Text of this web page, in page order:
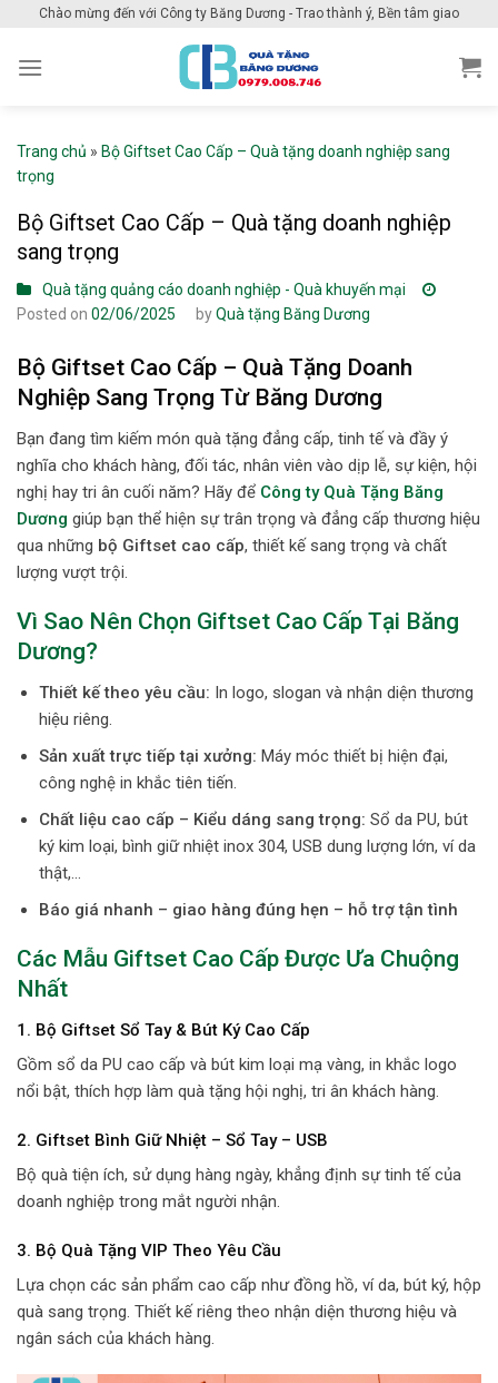
content
Chào mừng đến với Công ty Băng Dương - Trao thành ý, Bền tâm giao
Trang chủ » Bộ Giftset Cao Cấp – Quà tặng doanh nghiệp sang
trọng
Bộ Giftset Cao Cấp – Quà tặng doanh nghiệp
sang trọng
Quà tặng quảng cáo doanh nghiệp - Quà khuyến mại
Posted on 02/06/2025 byQuà tặng Băng Dương
Bộ Giftset Cao Cấp – Quà Tặng Doanh
Nghiệp Sang Trọng Từ Băng Dương
Bạn đang tìm kiếm món quà tặng đẳng cấp, tinh tế và đầy ý
nghĩa cho khách hàng, đối tác, nhân viên vào dịp lễ, sự kiện, hội
nghị hay tri ân cuối năm? Hãy để Công ty Quà Tặng Băng
Dương giúp bạn thể hiện sự trân trọng và đẳng cấp thương hiệu
qua những bộ Giftset cao cấp, thiết kế sang trọng và chất
lượng vượt trội.
Vì Sao Nên Chọn Giftset Cao Cấp Tại Băng
Dương?
Thiết kế theo yêu cầu: In logo, slogan và nhận diện thương
hiệu riêng.
Sản xuất trực tiếp tại xưởng: Máy móc thiết bị hiện đại,
công nghệ in khắc tiên tiến.
Chất liệu cao cấp – Kiểu dáng sang trọng: Sổ da PU, bút
ký kim loại, bình giữ nhiệt inox 304, USB dung lượng lớn, ví da
thật,…
Báo giá nhanh – giao hàng đúng hẹn – hỗ trợ tận tình
Các Mẫu Giftset Cao Cấp Được Ưa Chuộng
Nhất
1. Bộ Giftset Sổ Tay & Bút Ký Cao Cấp
Gồm sổ da PU cao cấp và bút kim loại mạ vàng, in khắc logo
nổi bật, thích hợp làm quà tặng hội nghị, tri ân khách hàng.
2. Giftset Bình Giữ Nhiệt – Sổ Tay – USB
Bộ quà tiện ích, sử dụng hàng ngày, khẳng định sự tinh tế của
doanh nghiệp trong mắt người nhận.
3. Bộ Quà Tặng VIP Theo Yêu Cầu
Lựa chọn các sản phẩm cao cấp như đồng hồ, ví da, bút ký, hộp
quà sang trọng. Thiết kế riêng theo nhận diện thương hiệu và
ngân sách của khách hàng.